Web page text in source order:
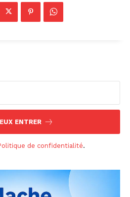
ENTRER
de confidentialité.